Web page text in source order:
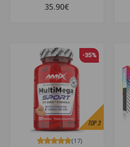
35.90€
TOP3
-35%
(17)